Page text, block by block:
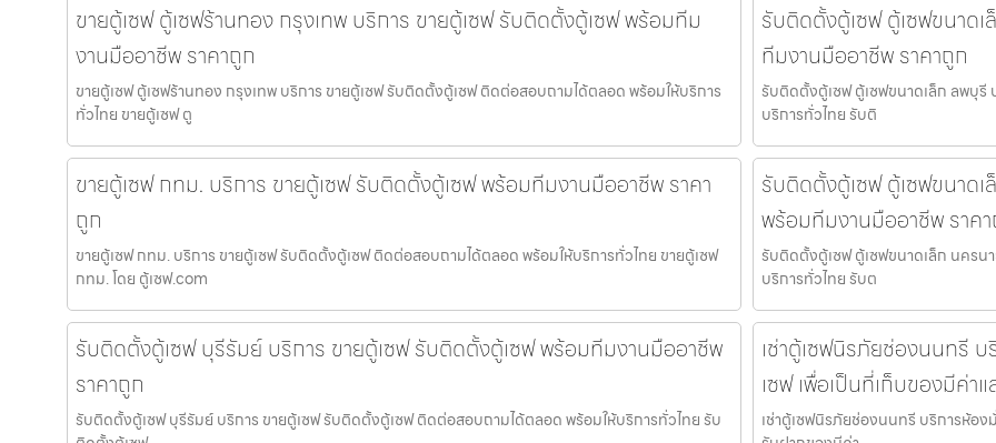
ขายตู้เซฟ ตู้เซฟร้านทอง กรุงเทพ บริการ ขายตู้เซฟ รับติดตั้งตู้เซฟ พร้อมทีม
งานมืออาชีพ ราคาถูก
ขายตู้เซฟ ตู้เซฟร้านทอง กรุงเทพ บริการ ขายตู้เซฟ รับติดตั้งตู้เซฟ ติดต่อสอบถามได้ตลอด พร้อมให้บริการ
ทั่วไทย ขายตู้เซฟ ตู
รับติดตั้งตู้เซฟ ตู้เซฟขนาด
ทีมงานมืออาชีพ ราคาถูก
รับติดตั้งตู้เซฟ ตู้เซฟขนาดเล็ก ลพบุ
บริการทั่วไทย รับติ
ขายตู้เซฟ กทม. บริการ ขายตู้เซฟ รับติดตั้งตู้เซฟ พร้อมทีมงานมืออาชีพ ราคา
ถูก
ขายตู้เซฟ กทม. บริการ ขายตู้เซฟ รับติดตั้งตู้เซฟ ติดต่อสอบถามได้ตลอด พร้อมให้บริการทั่วไทย ขายตู้เซฟ
กทม. โดย ตู้เซฟ.com
รับติดตั้งตู้เซฟ ตู้เซฟขนาด
พร้อมทีมงานมืออาชีพ ราค
รับติดตั้งตู้เซฟ ตู้เซฟขนาดเล็ก นคร
บริการทั่วไทย รับต
รับติดตั้งตู้เซฟ บุรีรัมย์ บริการ ขายตู้เซฟ รับติดตั้งตู้เซฟ พร้อมทีมงานมืออาชีพ
ราคาถูก
รับติดตั้งตู้เซฟ บุรีรัมย์ บริการ ขายตู้เซฟ รับติดตั้งตู้เซฟ ติดต่อสอบถามได้ตลอด พร้อมให้บริการทั่วไทย รับ
เช่าตู้เซฟนิรภัยช่องนนทรี
เซฟ เพื่อเป็นที่เก็บของมีค่า
เช่าตู้เซฟนิรภัยช่องนนทรี บริการห้อง